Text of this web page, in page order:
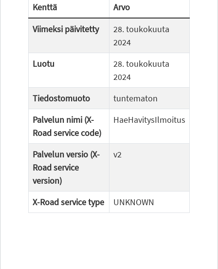
Kenttä
Arvo
Viimeksi päivitetty
28. toukokuuta
2024
Luotu
28. toukokuuta
2024
Tiedostomuoto
tuntematon
Palvelun nimi (X-
Road service code)
HaeHavitysIlmoitus
Palvelun versio (X-
Road service
version)
v2
X-Road service type UNKNOWN